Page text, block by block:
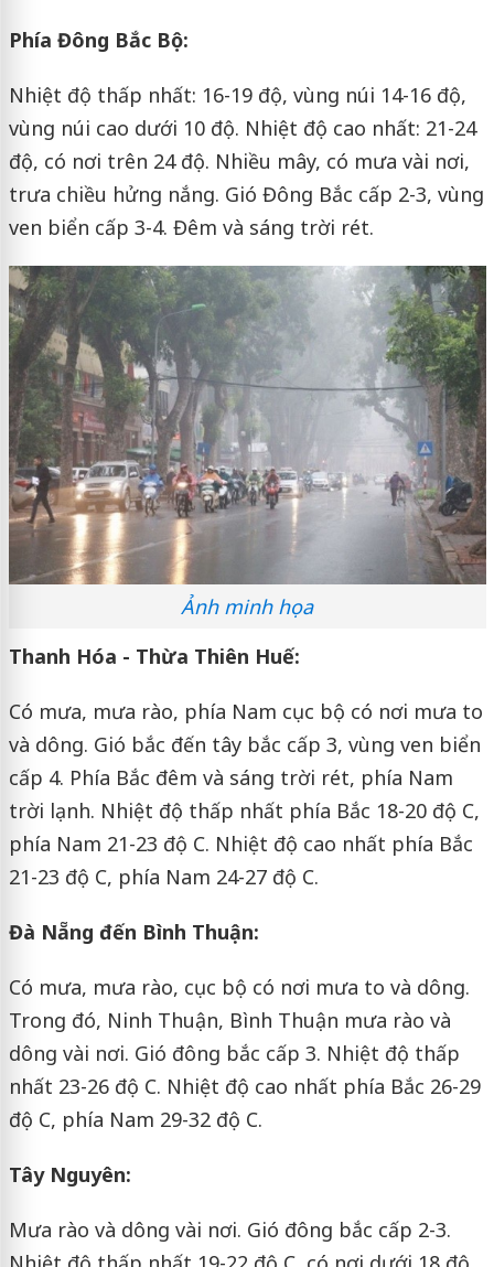
Phía Đông Bắc Bộ:
Nhiệt độ thấp nhất: 16-19 độ, vùng núi 14-16 độ,
vùng núi cao dưới 10 độ. Nhiệt độ cao nhất: 21-24
độ, có nơi trên 24 độ. Nhiều mây, có mưa vài nơi,
trưa chiều hửng nắng. Gió Đông Bắc cấp 2-3, vùng
ven biển cấp 3-4. Đêm và sáng trời rét.
Ảnh minh họa
Thanh Hóa - Thừa Thiên Huế:
Có mưa, mưa rào, phía Nam cục bộ có nơi mưa to
và dông. Gió bắc đến tây bắc cấp 3, vùng ven biển
cấp 4. Phía Bắc đêm và sáng trời rét, phía Nam
trời lạnh. Nhiệt độ thấp nhất phía Bắc 18-20 độ C,
phía Nam 21-23 độ C. Nhiệt độ cao nhất phía Bắc
21-23 độ C, phía Nam 24-27 độ C.
Đà Nẵng đến Bình Thuận:
Có mưa, mưa rào, cục bộ có nơi mưa to và dông.
Trong đó, Ninh Thuận, Bình Thuận mưa rào và
dông vài nơi. Gió đông bắc cấp 3. Nhiệt độ thấp
nhất 23-26 độ C. Nhiệt độ cao nhất phía Bắc 26-29
độ C, phía Nam 29-32 độ C.
Tây Nguyên:
Mưa rào và dông vài nơi. Gió đông bắc cấp 2-3.